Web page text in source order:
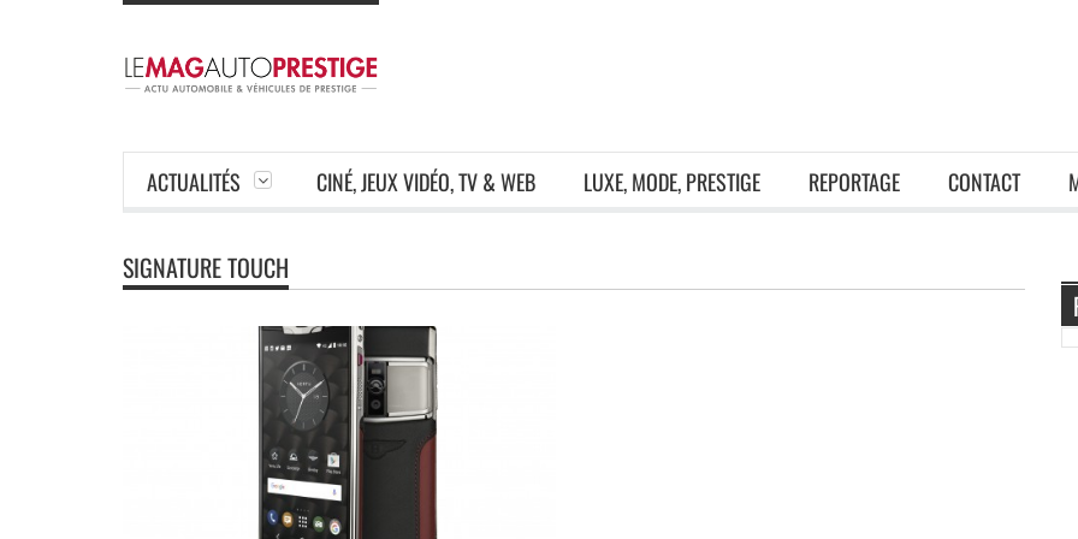
ACTUALITÉS CINÉ, JEUX VIDÉO, TV & WEB LUXE, MODE, PRESTIGE REPORTAGE CONTACT
SIGNATURE TOUCH